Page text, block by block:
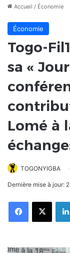
Accueil / Économie
Économie
Togo-
sa «
Lomé à
TOGONYIGBA
Dernière mise à jour:
FacebookX